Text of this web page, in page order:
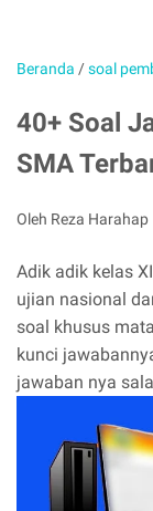
Beranda /soal
40+ Soal
SMA
Oleh Reza Harahap
Adik adik kelas
ujian nasional
soal khusus
kunci
jawaban nya